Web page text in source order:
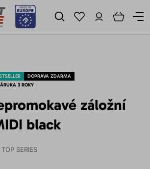
DOPRAVA ZDARMA
3 ROKY
záložní
black
SERIES